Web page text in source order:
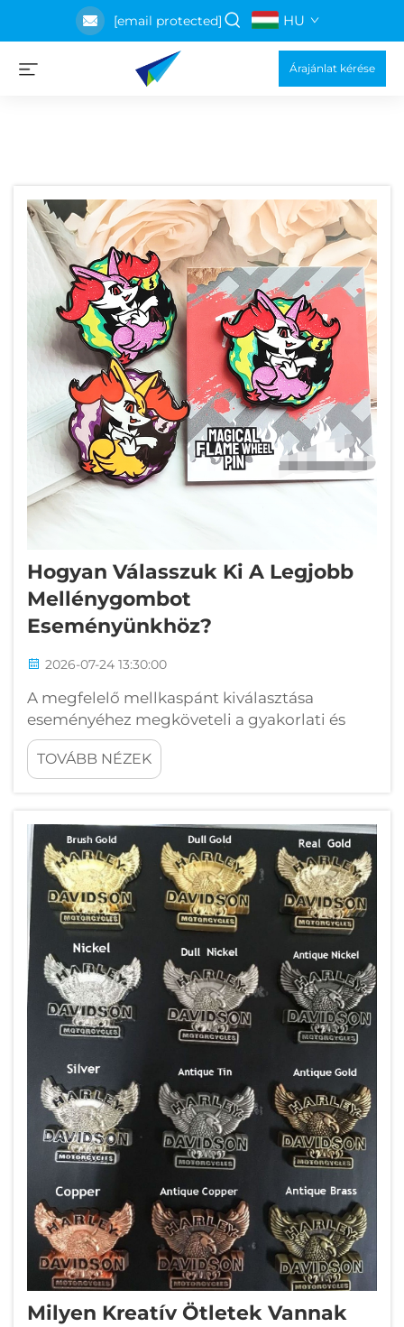
[email protected] HU
Árajánlat kérése
Hogyan Válasszuk Ki A Legjobb
Mellénygombot
Eseményünkhöz?
2026-07-24 13:30:00
A megfelelő mellkaspánt kiválasztása
eseményéhez megköveteli a gyakorlati és
esztétikai szempontok megértését, amelyek
közvetlenül befolyásolják, hogyan jut el
márkája üzenete a résztvevőkhöz. Egy
érzékelhető márkakövetelőként szolgál,
amelyet büszkén viselnek...
TOVÁBB NÉZEK
Milyen Kreatív Ötletek Vannak